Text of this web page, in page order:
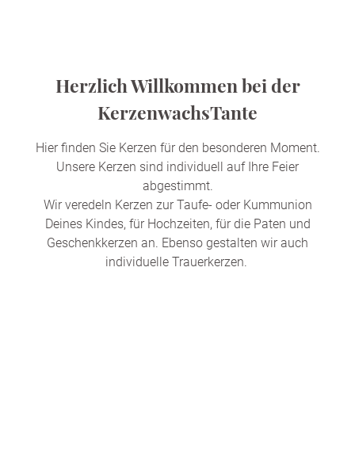
Herzlich Willkommen bei der
KerzenwachsTante
Hier finden Sie Kerzen für den besonderen Moment.
Unsere Kerzen sind individuell auf Ihre Feier
abgestimmt.
Wir veredeln Kerzen zur Taufe- oder Kummunion
Deines Kindes, für Hochzeiten, für die Paten und
Geschenkkerzen an. Ebenso gestalten wir auch
individuelle Trauerkerzen.